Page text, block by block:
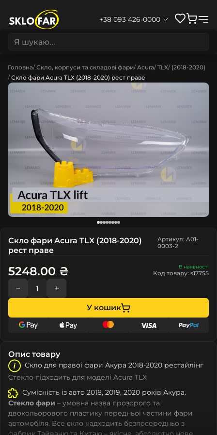
+38 093 426-0000
Головна Скло, корпуси та складові фари Acura TLX (2018-2020)
Скло фари Acura TLX (2018-2020) рест праве
Скло фари Acura TLX (2018-2020)
рест праве
Артикул: A01-
0003-2
В наявності
Код товару: s17755
5248.00 ₴
− +
У кошик
Опис товару
Скло для правої фари Акура 2018-2020 рестайлінг
Стекло підходить для моделі Acura TLX
Сумісність із авто 2018, 2019, 2020 років Акура.
Стекло фари – умовна назва прозорого та
двокольорового пластику передньої частини фари
автомобіля. Все скло надходить безпосередньо з